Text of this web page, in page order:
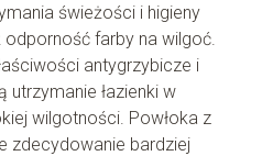
świeżości i higieny
odporność farby na wilgoć.
antygrzybicze i
utrzymanie łazienki w
wilgotności. Powłoka z
zdecydowanie bardziej